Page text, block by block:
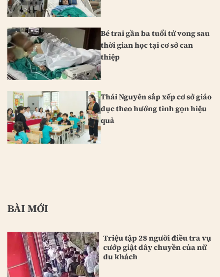
Bé trai gần ba tuổi tử vong sau
thời gian học tại cơ sở can
thiệp
Thái Nguyên sắp xếp cơ sở giáo
dục theo hướng tinh gọn hiệu
quả
BÀI MỚI
Triệu tập 28 người điều tra vụ
cướp giật dây chuyền của nữ
du khách